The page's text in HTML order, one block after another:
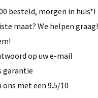
besteld, morgen in huis*!
maat? We helpen graag!
op uw e-mail
garantie
met een 9.5/10